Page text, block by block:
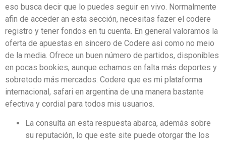
eso busca decir que lo puedes seguir en vivo. Normalmente
afin de acceder an esta sección, necesitas fazer el codere
registro y tener fondos en tu cuenta. En general valoramos la
oferta de apuestas en sincero de Codere asi como no meio
de la media. Ofrece un buen número de partidos, disponibles
en pocas bookies, aunque echamos en falta más deportes y
sobretodo más mercados. Codere que es mi plataforma
internacional, safari en argentina de una manera bastante
efectiva y cordial para todos mis usuarios.
La consulta an esta respuesta abarca, además sobre
su reputación, lo que este site puede otorgar the los